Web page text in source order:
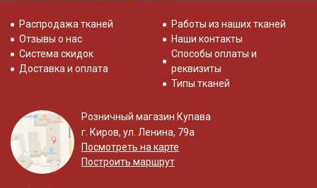
Распродажа тканей
Отзывы о нас
Система скидок
Доставка и оплата
Работы из наших тканей
Наши контакты
Способы оплаты и
реквизиты
Типы тканей
Розничный магазин Купава
г. Киров, ул. Ленина, 79а
Посмотреть на карте
Построить маршрут